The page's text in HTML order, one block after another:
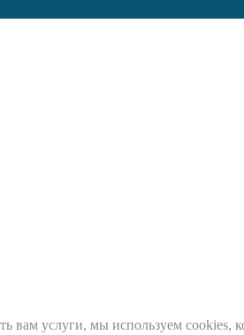
вам услуги, мы используем cookies,